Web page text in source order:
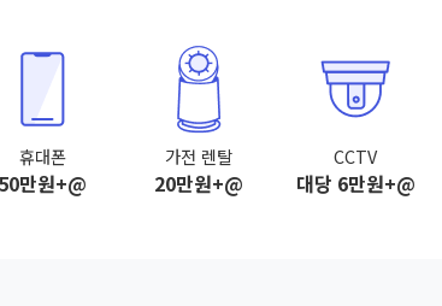
휴대폰
50만원+@
가전 렌탈
20만원+@
CCTV
대당 6만원+@